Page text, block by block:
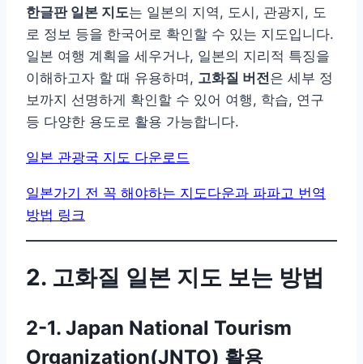
한글판 일본 지도는 일본의 지역, 도시, 관광지, 도
로 정보 등을 한국어로 확인할 수 있는 지도입니다.
일본 여행 계획을 세우거나, 일본의 지리적 특징을
이해하고자 할 때 유용하며, 고화질 버전은 세부 정
보까지 선명하게 확인할 수 있어 여행, 학습, 연구
등 다양한 용도로 활용 가능합니다.
일본 관광국 지도 다운로드
일본가기 전 꼭 해야하는 지도다운과 파파고 번역
방법 링크
2. 고화질 일본 지도 보는 방법
2-1. Japan National Tourism
Organization(JNTO) 활용